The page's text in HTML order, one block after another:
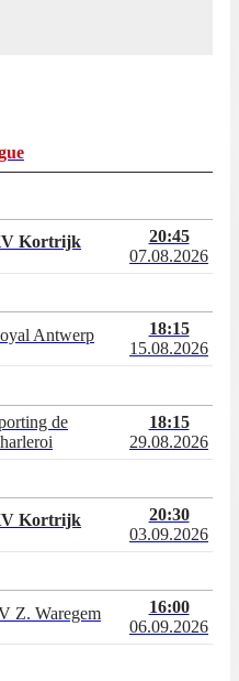
Kortrijk
20:45
07.08.2026
Antwerp
18:15
15.08.2026
de
18:15
29.08.2026
Kortrijk
20:30
03.09.2026
Z. Waregem
16:00
06.09.2026